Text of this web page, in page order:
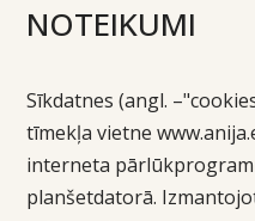
NOTEIKUMI
Sīkdatnes (angl.
tīmekļa vietne
interneta
planšetdatorā.